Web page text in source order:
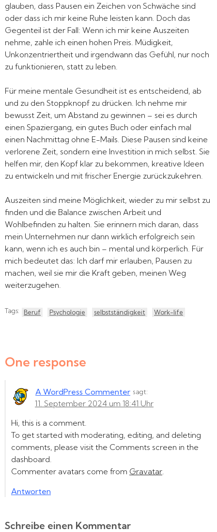
glauben, dass Pausen ein Zeichen von Schwäche sind
oder dass ich mir keine Ruhe leisten kann. Doch das
Gegenteil ist der Fall: Wenn ich mir keine Auszeiten
nehme, zahle ich einen hohen Preis. Müdigkeit,
Unkonzentriertheit und irgendwann das Gefühl, nur noch
zu funktionieren, statt zu leben.
Für meine mentale Gesundheit ist es entscheidend, ab
und zu den Stoppknopf zu drücken. Ich nehme mir
bewusst Zeit, um Abstand zu gewinnen – sei es durch
einen Spaziergang, ein gutes Buch oder einfach mal
einen Nachmittag ohne E-Mails. Diese Pausen sind keine
verlorene Zeit, sondern eine Investition in mich selbst. Sie
helfen mir, den Kopf klar zu bekommen, kreative Ideen
zu entwickeln und mit frischer Energie zurückzukehren.
Auszeiten sind meine Möglichkeit, wieder zu mir selbst zu
finden und die Balance zwischen Arbeit und
Wohlbefinden zu halten. Sie erinnern mich daran, dass
mein Unternehmen nur dann wirklich erfolgreich sein
kann, wenn ich es auch bin – mental und körperlich. Für
mich bedeutet das: Ich darf mir erlauben, Pausen zu
machen, weil sie mir die Kraft geben, meinen Weg
weiterzugehen.
Tags: Beruf Psychologie selbstständigkeit Work-life
One response
A WordPress Commenter sagt:
11. September 2024 um 18:41 Uhr
Hi, this is a comment.
To get started with moderating, editing, and deleting
comments, please visit the Comments screen in the
dashboard.
Commenter avatars come from Gravatar
Antworten
Schreibe einen Kommentar